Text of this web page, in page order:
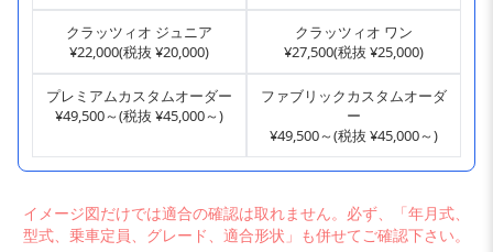
クラッツィオ ジュニア
¥22,000(税抜 ¥20,000)
クラッツィオ ワン
¥27,500(税抜 ¥25,000)
プレミアムカスタムオーダー
¥49,500～(税抜 ¥45,000～)
ファブリックカスタムオーダ
ー
¥49,500～(税抜 ¥45,000～)
イメージ図だけでは適合の確認は取れません。必ず、「年月式、
型式、乗車定員、グレード、適合形状」も併せてご確認下さい。